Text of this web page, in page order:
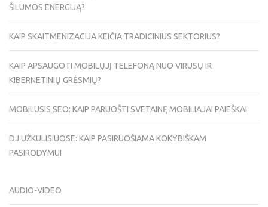
ŠILUMOS ENERGIJĄ?
KAIP SKAITMENIZACIJA KEIČIA TRADICINIUS SEKTORIUS?
KAIP APSAUGOTI MOBILŲJĮ TELEFONĄ NUO VIRUSŲ IR
KIBERNETINIŲ GRĖSMIŲ?
MOBILUSIS SEO: KAIP PARUOŠTI SVETAINĘ MOBILIAJAI PAIEŠKAI
DJ UŽKULISIUOSE: KAIP PASIRUOŠIAMA KOKYBIŠKAM
PASIRODYMUI
AUDIO-VIDEO